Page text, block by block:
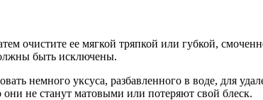
очистите ее мягкой тряпкой или губкой,
быть исключены.
немного уксуса, разбавленного в воде, для
они не станут матовыми или потеряют свой блеск.